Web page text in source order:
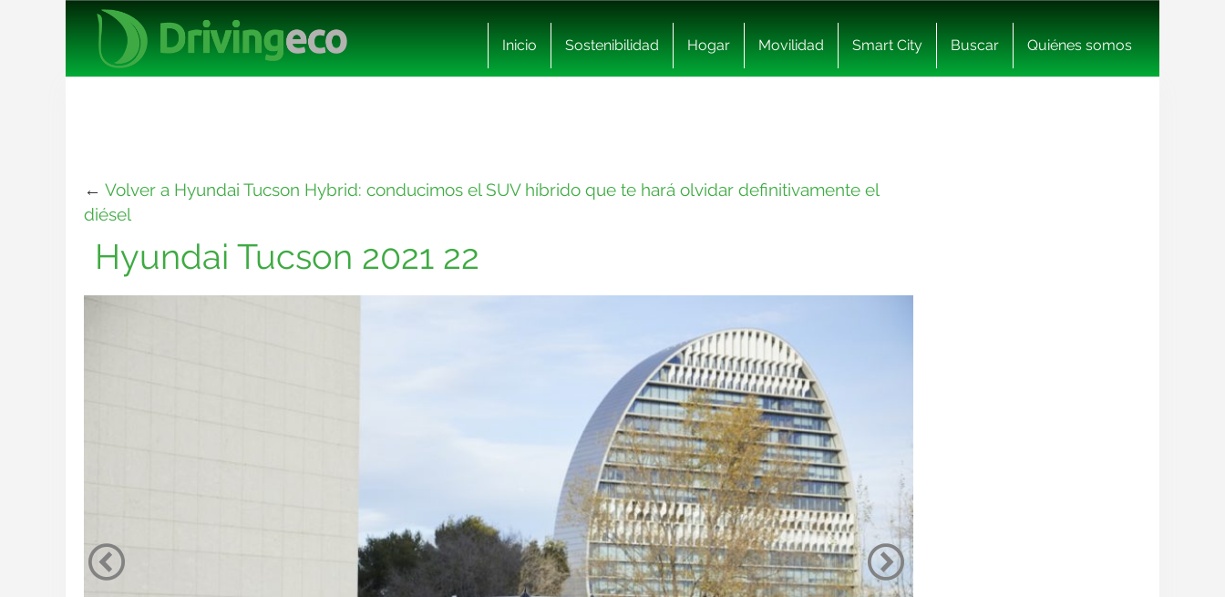
Inicio Sostenibilidad Hogar Movilidad Smart City Buscar Quiénes somos
← Volver a Hyundai Tucson Hybrid: conducimos el SUV híbrido que te hará olvidar definitivamente el
diésel
Hyundai Tucson 2021 22